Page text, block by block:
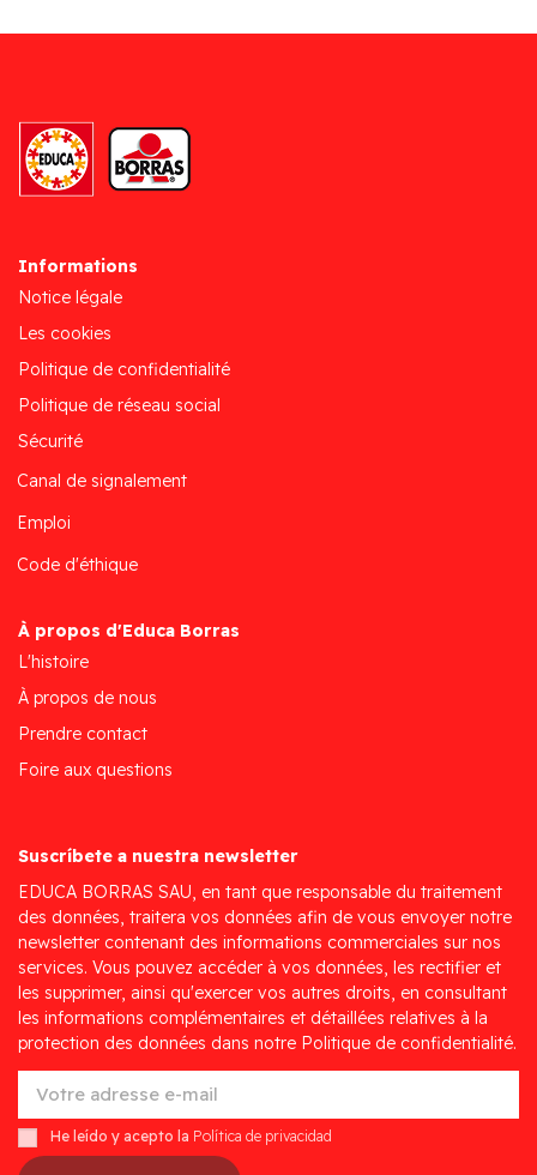
Informations
Notice légale
Les cookies
Politique de confidentialité
Politique de réseau social
Sécurité
Canal de signalement
Emploi
Code d'éthique
À propos d'Educa Borras
L'histoire
À propos de nous
Prendre contact
Foire aux questions
Suscríbete a nuestra newsletter
EDUCA BORRAS SAU, en tant que responsable du traitement
des données, traitera vos données afin de vous envoyer notre
newsletter contenant des informations commerciales sur nos
services. Vous pouvez accéder à vos données, les rectifier et
les supprimer, ainsi qu'exercer vos autres droits, en consultant
les informations complémentaires et détaillées relatives à la
protection des données dans notre Politique de confidentialité.
He leído y acepto la Política de privacidad